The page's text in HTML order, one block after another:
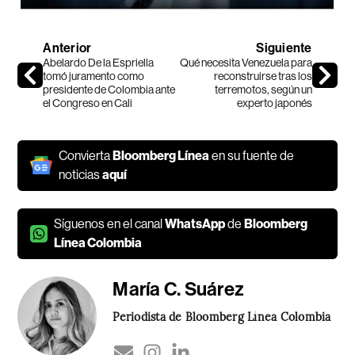
Anterior
Abelardo De la Espriella
tomó juramento como
presidente de Colombia ante
el Congreso en Cali
Siguiente
Qué necesita Venezuela para
reconstruirse tras los
terremotos, según un
experto japonés
ConviertaBloomberg Línea en su fuente de
noticiasaquí
Síguenos en el canalWhatsAppdeBloomberg
Línea Colombia
María C. Suárez
Periodista de Bloomberg Línea Colombia